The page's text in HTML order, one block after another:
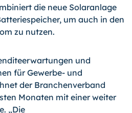
die neue Solaranlage
um auch in den
zu nutzen.
und
für Gewerbe- und
der Branchenverband
Monaten mit einer weiter
„Die